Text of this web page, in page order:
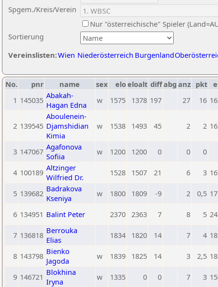
Sortierung
Spgem./Kreis/Verein
Nur "österreichische" Spieler
Vereinslisten:Wien Niederösterreich Burgenland
No. pnr name sex eloeloalt diffabg anz pkt
1 145035 Abakah-
Hagan Edna
w 1575 1378 197 27 16
2 139545
Aboulenein-
Djamshidian
Kimia
w 1538 1493 45 2 2
3 147067 Agafonova
Sofiia
w 1200 1200 0 0 0
4 100189 Altzinger
Wilfried Dr.
1528 1507 21 6 3
5 139682 Badrakova
Kseniya
w 1800 1809 -9 2 0,5
6 134951 Balint Peter 2370 2363 7 8 5
7 136818 Berrouka
Elias
1834 1820 14 7 4
8 143798 Bienko
Jagoda
w 1839 1825 14 3 2,5
9 146721 Blokhina
Iryna
w 1335 0 0 7 3